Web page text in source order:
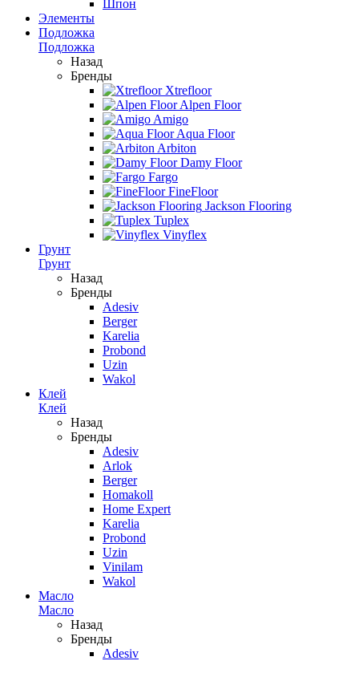
Шпон
Элементы
Подложка
Подложка
Назад
Бренды
Xtrefloor
Alpen Floor
Amigo
Aqua Floor
Arbiton
Damy Floor
Fargo
FineFloor
Jackson Flooring
Tuplex
Vinyflex
Грунт
Грунт
Назад
Бренды
Adesiv
Berger
Karelia
Probond
Uzin
Wakol
Клей
Клей
Назад
Бренды
Adesiv
Arlok
Berger
Homakoll
Home Expert
Karelia
Probond
Uzin
Vinilam
Wakol
Масло
Масло
Назад
Бренды
Adesiv